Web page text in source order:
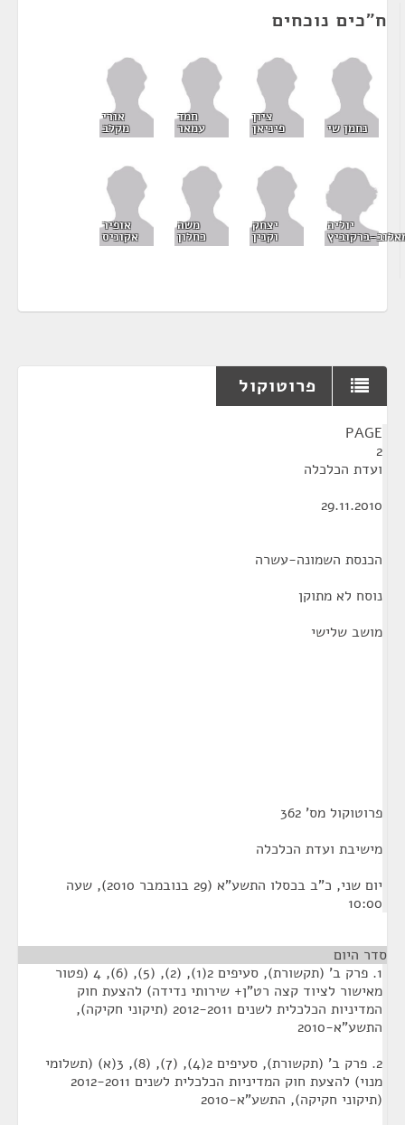
ח"כים נוכחים
נחמן שי
ציון
פיניאן
חמד
עמאר
אורי
מקלב
יוליה
ברקוביץ
יצחק
וקנין
משה
כחלון
אופיר
אקוניס
פרוטוקול
PAGE
2
ועדת הכלכלה
29.11.2010
הכנסת השמונה-עשרה
נוסח לא מתוקן
מושב שלישי
פרוטוקול מס' 362
מישיבת ועדת הכלכלה
יום שני, כ"ב בכסלו התשע"א (29 בנובמבר 2010), שעה
10:00
סדר היום
1. פרק ב' (תקשורת), סעיפים 2(1), (2), (5), (6), 4 (פטור
מאישור לציוד קצה רט"ן+ שירותי נדידה) להצעת חוק
המדיניות הכלכלית לשנים 2012-2011 (תיקוני חקיקה),
התשע"א-2010
2. פרק ב' (תקשורת), סעיפים 2(4), (7), (8), 3(א) (תשלומי
מנוי) להצעת חוק המדיניות הכלכלית לשנים 2012-2011
(תיקוני חקיקה), התשע"א-2010